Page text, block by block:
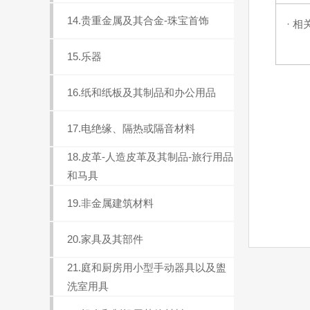
14.贵重金属及其合金-珠宝首饰
15.乐器
16.纸和纸板及其制品和办公用品
17.电绝缘、隔热或隔音材料
18.皮革-人造皮革及其制品-旅行用品
和马具
19.非金属建筑材料
20.家具及其部件
21.庭和厨房用小型手动器具以及盥
洗室用具
· 相